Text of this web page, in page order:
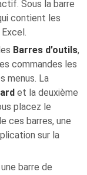
Sous la barre
contient les
Barres d’outils,
commandes les
menus. La
et la deuxième
placez le
ces barres, une
sur la
barre de